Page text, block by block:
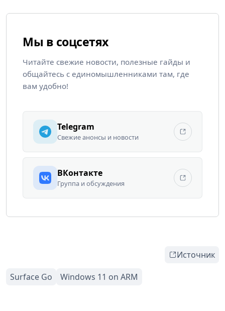
Мы в соцсетях
Читайте свежие новости, полезные гайды и
общайтесь с единомышленниками там, где
вам удобно!
Telegram
Свежие анонсы и новости
ВКонтакте
Группа и обсуждения
Источник